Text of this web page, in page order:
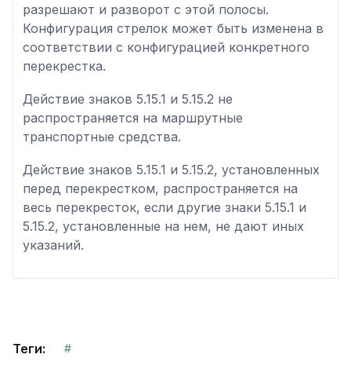
разрешают и разворот с этой полосы.
Конфигурация стрелок может быть изменена в
соответствии с конфигурацией конкретного
перекрестка.
Действие знаков 5.15.1 и 5.15.2 не
распространяется на маршрутные
транспортные средства.
Действие знаков 5.15.1 и 5.15.2, установленных
перед перекрестком, распространяется на
весь перекресток, если другие знаки 5.15.1 и
5.15.2, установленные на нем, не дают иных
указаний.
Теги: #